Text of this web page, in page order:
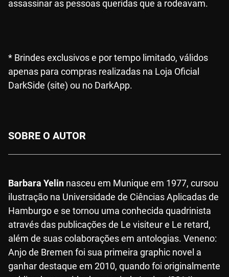
assassinar as pessoas queridas que a rodeavam.
* Brindes exclusivos e por tempo limitado, válidos
apenas para compras realizadas na Loja Oficial
DarkSide (site) ou no DarkApp.
SOBRE O AUTOR
Barbara Yelin nasceu em Munique em 1977, cursou
ilustração na Universidade de Ciências Aplicadas de
Hamburgo e se tornou uma conhecida quadrinista
através das publicações de Le visiteur e Le retard,
além de suas colaborações em antologias. Veneno:
Anjo de Bremen foi sua primeira graphic novel a
ganhar destaque em 2010, quando foi originalmente